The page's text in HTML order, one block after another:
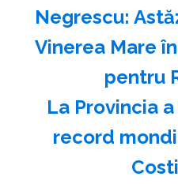
Negrescu:
Vinerea Mare
pentru
La Provincia
record